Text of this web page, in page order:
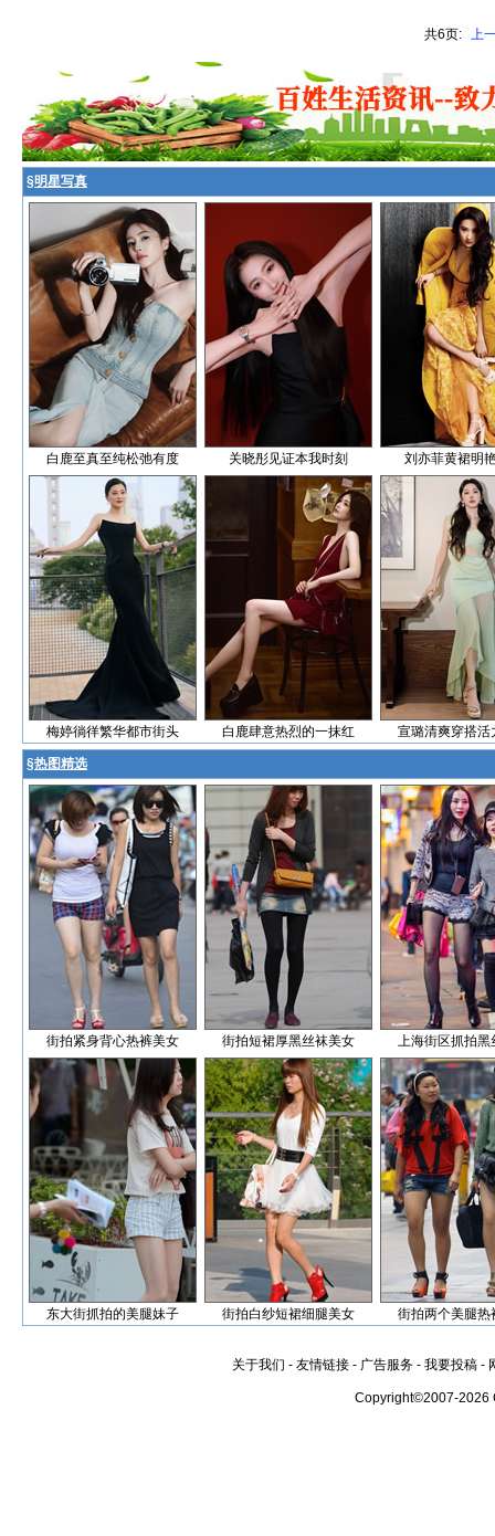
共6页: 上
§明星写真
白鹿至真至纯松弛有度 关晓彤见证本我时刻 刘亦菲黄裙明
梅婷徜徉繁华都市街头 白鹿肆意热烈的一抹红 宣璐清爽穿搭活
§热图精选
街拍紧身背心热裤美女 街拍短裙厚黑丝袜美女 上海街区抓拍黑
东大街抓拍的美腿妹子 街拍白纱短裙细腿美女 街拍两个美腿热
关于我们 - 友情链接 - 广告服务 - 我要投稿 -
Copyright©2007-2026